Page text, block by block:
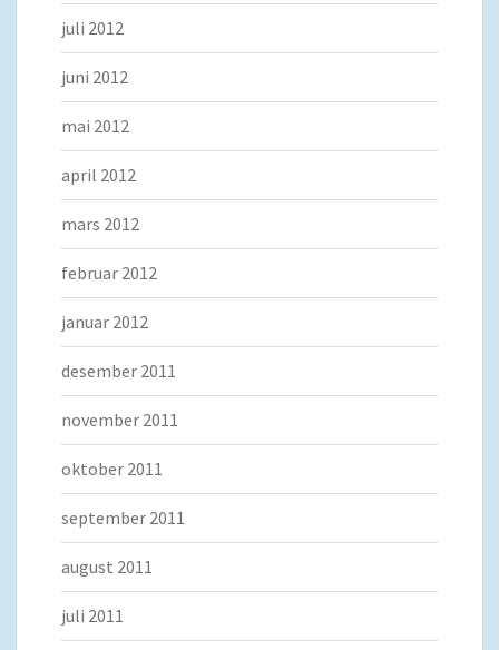
juli 2012
juni 2012
mai 2012
april 2012
mars 2012
februar 2012
januar 2012
desember 2011
november 2011
oktober 2011
september 2011
august 2011
juli 2011